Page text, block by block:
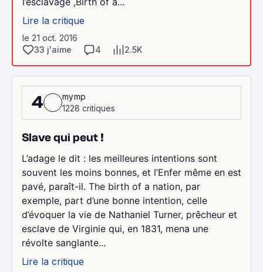
Lire la critique
le 21 oct. 2016
33 j'aime
4 2.5K
4
mymp
1228 critiques
Slave qui peut !
L’adage le dit : les meilleures intentions sont
souvent les moins bonnes, et l’Enfer même en est
pavé, paraît-il. The birth of a nation, par
exemple, part d’une bonne intention, celle
d’évoquer la vie de Nathaniel Turner, prêcheur et
esclave de Virginie qui, en 1831, mena une
révolte sanglante...
Lire la critique